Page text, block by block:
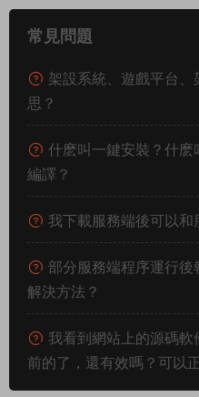
常見問題
架設系統、遊戲平台
思？
什麽叫一鍵安裝？什
編譯？
我下載服務端後可以和
部分服務端程序運行
解決方法？
我看到網站上的源碼
前的了，還有效嗎？可以